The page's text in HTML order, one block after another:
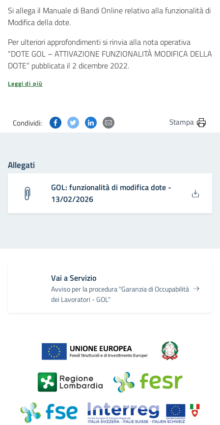
Si allega il Manuale di Bandi Online relativo alla funzionalità di
Modifica della dote.
Per ulteriori approfondimenti si rinvia alla nota operativa
“DOTE GOL – ATTIVAZIONE FUNZIONALITÀ MODIFICA DELLA
DOTE” pubblicata il 2 dicembre 2022.
Leggi di più
Condividi: Condividi questa pagina su Facebook
Condividi questa pagina su Twitter
Condividi questa pagina su Linkedin
Condividi questa pagina via
Stampa
Allegati
GOL: funzionalità di modifica dote -
13/02/2026
Vai a Servizio
Avviso per la procedura "Garanzia di Occupabilità
dei Lavoratori - GOL"